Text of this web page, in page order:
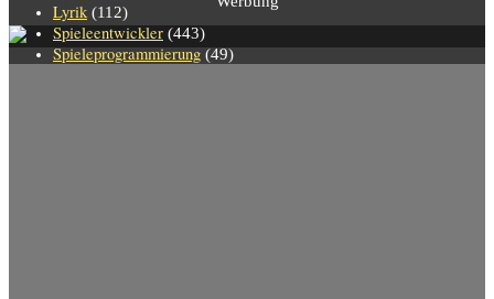
Lyrik (112)
Spieleentwickler (443)
Spieleprogrammierung (49)